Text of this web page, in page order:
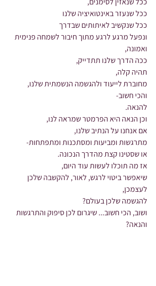
ככל שנעזר באינטואיציה שלנו
ככל שנקשיב לאיתותים שבדרך
ונפעל מרגע לרגע מתוך חיבור לשמחה פנימית
ואמונה,
ככה הדרך שלנו תתדייק,
תהיה קלה,
מחוברת לייעוד ולהגשמה הנשמתית שלנו,
והכי חשוב-
להנאה.
וכן הנאה היא הפרמטר שמראה לנו,
אם אנחנו על הנתיב שלנו,
מתרגשות ומביעות ומסתכנות ומתפתחות-
או שסטינו קצת מהדרך הנכונה.
אז מה תוכלו לעשות עוד היום,
שיאפשר ביטוי לרגש, לאור, להקשבה שלכן
לעצמכן,
להגשמה שלכן בעולם?
ושוב, הכי חשוב... שיגרום לכן סיפוק והתרגשות
והנאה?